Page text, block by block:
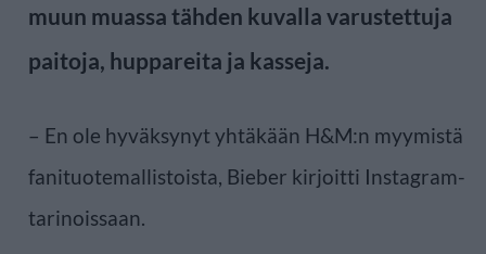
muun muassa tähden kuvalla varustettuja
paitoja, huppareita ja kasseja.
– En ole hyväksynyt yhtäkään H&M:n myymistä
fanituotemallistoista, Bieber kirjoitti Instagram-
tarinoissaan.